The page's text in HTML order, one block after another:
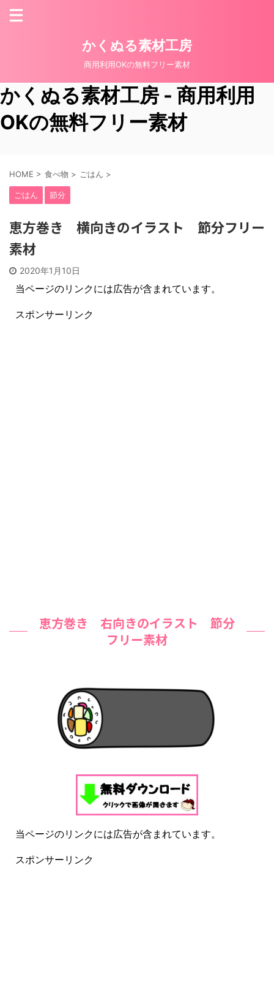
かくぬる素材工房
商用利用OKの無料フリー素材
かくぬる素材工房 - 商用利用
OKの無料フリー素材
HOME > 食べ物 > ごはん >
ごはん 節分
恵方巻き 横向きのイラスト 節分フリー
素材
2020年1月10日
当ページのリンクには広告が含まれています。
スポンサーリンク
恵方巻き 右向きのイラスト 節分
フリー素材
当ページのリンクには広告が含まれています。
スポンサーリンク